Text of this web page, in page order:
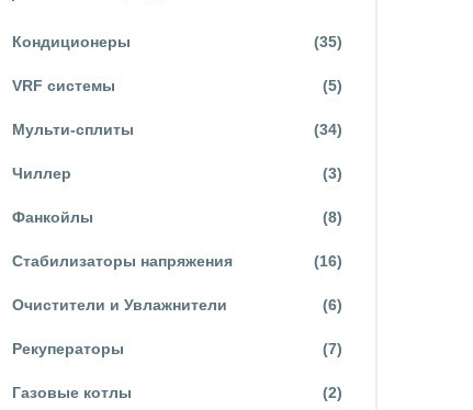
Кондиционеры (35)
VRF системы (5)
Мульти-сплиты (34)
Чиллер (3)
Фанкойлы (8)
Стабилизаторы напряжения (16)
Очистители и Увлажнители (6)
Рекуператоры (7)
Газовые котлы (2)